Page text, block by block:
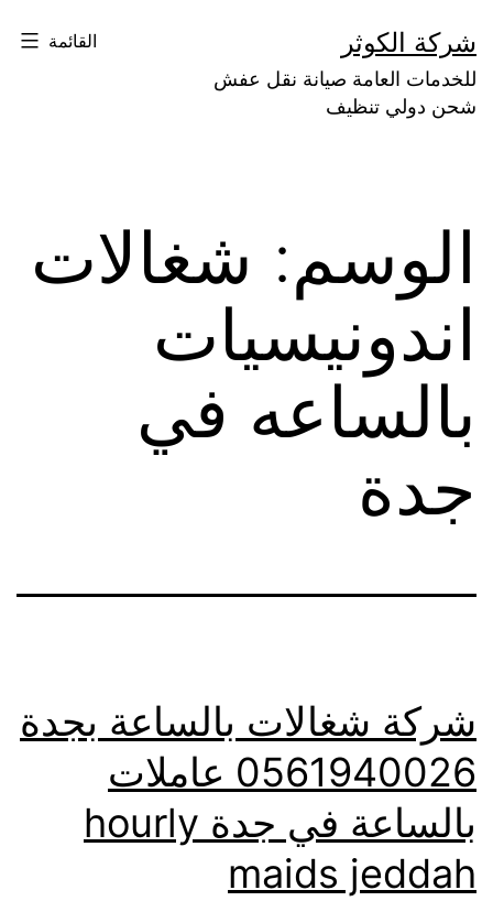
إلى
المحتوى
شركة الكوثر
للخدمات العامة صيانة نقل عفش
شحن دولي تنظيف
القائمة
الوسم: شغالات
اندونيسيات
بالساعه في
جدة
شركة شغالات بالساعة بجدة
0561940026 عاملات
بالساعة في جدة hourly
maids jeddah